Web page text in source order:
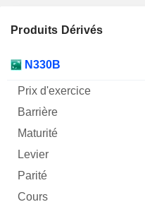
Produits Dérivés
Mnemo Type
N330B